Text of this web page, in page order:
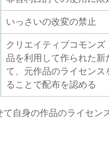
いっさいの改変の禁止
クリエイティブコモン
品を利用して作られた新
て、元作品のライセンス
ることで配布を認める
て自身の作品のライセン